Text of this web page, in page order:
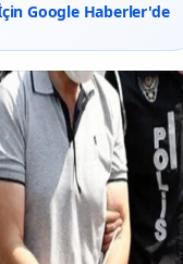
Google Haberler'de